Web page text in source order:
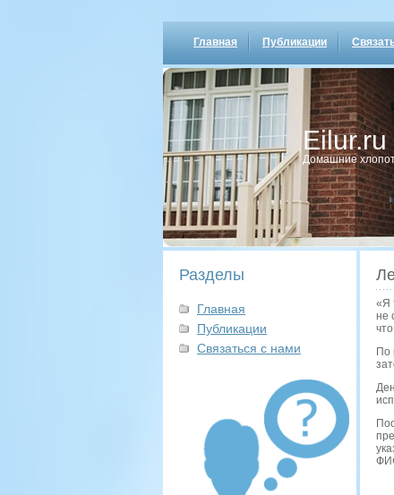
Главная Публикации
Eilur.ru
Домашние
Разделы
Главная
Публикации
Связаться с нами
«Я
не
По